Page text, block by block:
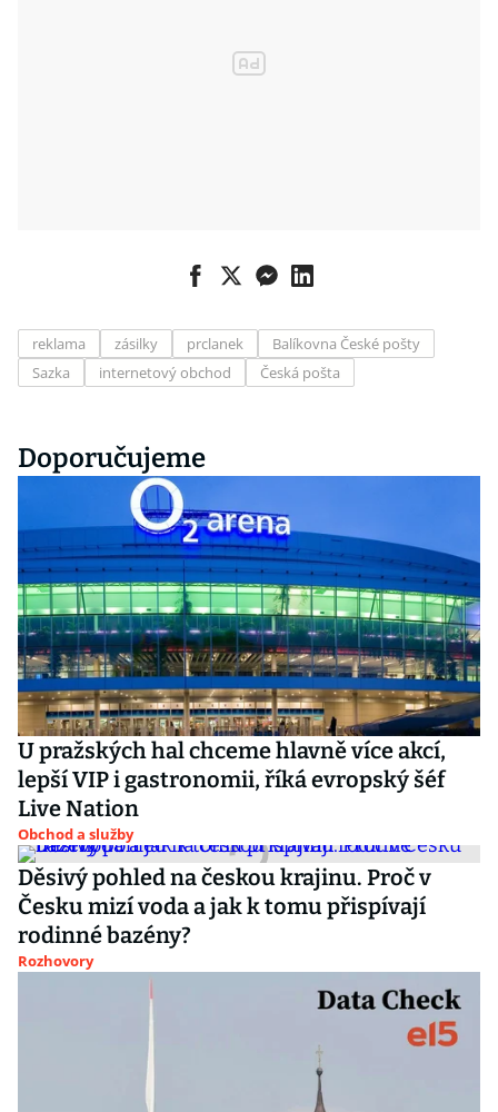
reklama zásilky prclanek
Balíkovna České pošty
Sazka
internetový obchod Česká pošta
Doporučujeme
U pražských hal chceme hlavně více akcí,
lepší VIP i gastronomii, říká evropský šéf
Live Nation
Obchod a služby
Děsivý pohled na českou krajinu. Proč v
Česku mizí voda a jak k tomu přispívají
rodinné bazény?
Rozhovory